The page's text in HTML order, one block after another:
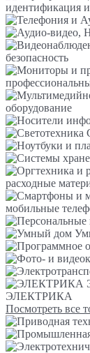
идентификация
безопасность
оборудование
расходные
мобильные
ЭЛЕКТРИКА
Посмотреть все